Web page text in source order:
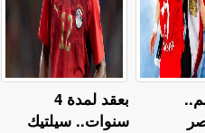
بعقد لمدة 4
سنوات.. سيلتيك